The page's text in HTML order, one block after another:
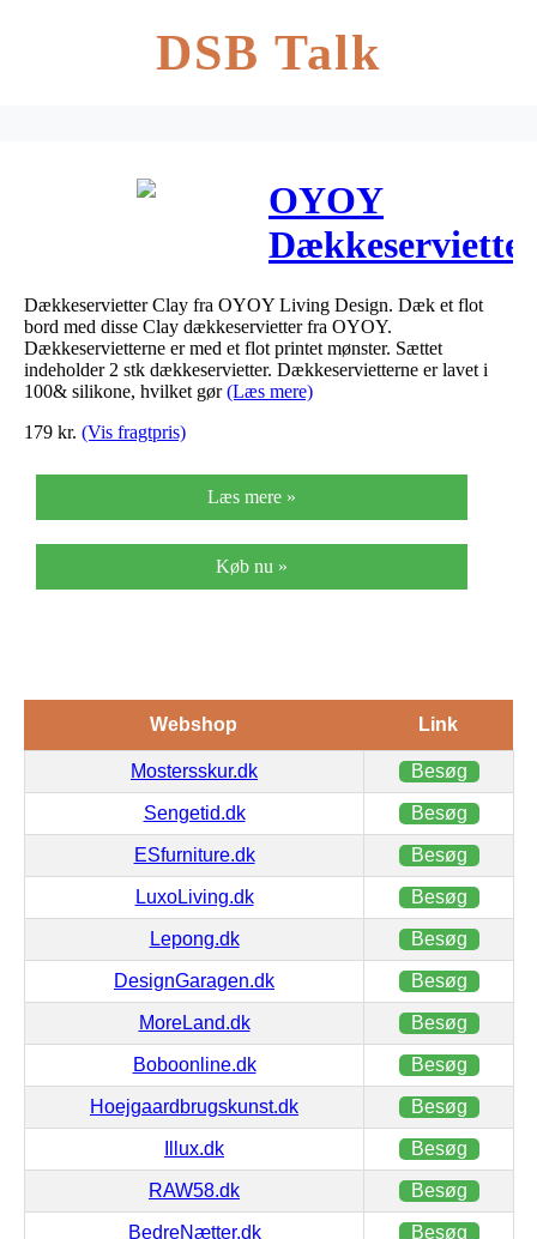
DSB Talk
OYOY
Dækkeservietter
Clay
Dækkeservietter Clay fra OYOY Living Design. Dæk et flot
bord med disse Clay dækkeservietter fra OYOY.
Dækkeservietterne er med et flot printet mønster. Sættet
indeholder 2 stk dækkeservietter. Dækkeservietterne er lavet i
100& silikone, hvilket gør(Læs mere)
179 kr. (Vis fragtpris)
Læs mere »
Køb nu »
Webshop Link
Mostersskur.dk Besøg
Sengetid.dk Besøg
ESfurniture.dk Besøg
LuxoLiving.dk Besøg
Lepong.dk Besøg
DesignGaragen.dk Besøg
MoreLand.dk Besøg
Boboonline.dk Besøg
Hoejgaardbrugskunst.dk Besøg
Illux.dk Besøg
RAW58.dk Besøg
BedreNætter.dk Besøg